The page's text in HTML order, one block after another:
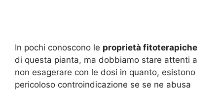
In pochi conoscono le proprietà fitoterapiche
di questa pianta, ma dobbiamo stare attenti a
non esagerare con le dosi in quanto, esistono
pericoloso controindicazione se se ne abusa